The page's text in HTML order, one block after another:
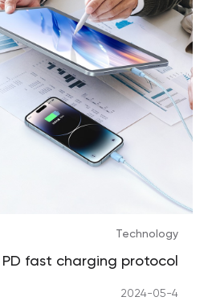
Technology
fast charging protocol？
2024-05-4